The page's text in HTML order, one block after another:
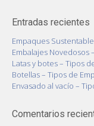
Entradas recientes
Empaques
Embalajes Novedosos
Latas y botes – Tipos
Botellas – Tipos de
Envasado al vacío –
Comentarios